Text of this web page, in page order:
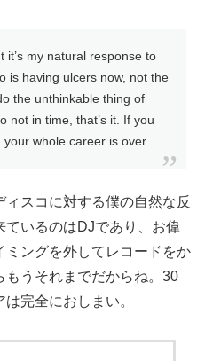
it’s my natural response to
is having ulcers now, not the
the unthinkable thing of
not in time, that’s it. If you
your whole career is over.
スコに対する僕の自然な反
ているのはDJであり、お偉
ングを外してレコードをか
もうそれまでだからね。30
完全におしまい。